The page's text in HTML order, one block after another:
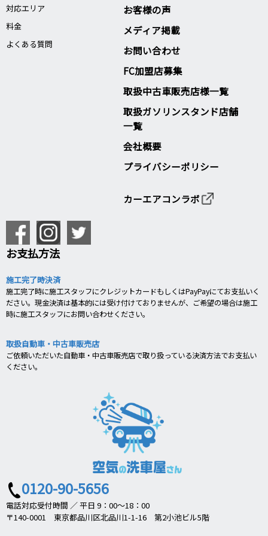
対応エリア
料金
よくある質問
お客様の声
メディア掲載
お問い合わせ
FC加盟店募集
取扱中古車販売店様一覧
取扱ガソリンスタンド店舗
一覧
会社概要
プライバシーポリシー
カーエアコンラボ
お支払方法
施工完了時決済
施工完了時に施工スタッフにクレジットカードもしくはPayPayにてお支払いく
ださい。現金決済は基本的には受け付けておりませんが、ご希望の場合は施工
時に施工スタッフにお問い合わせください。
取扱自動車・中古車販売店
ご依頼いただいた自動車・中古車販売店で取り扱っている決済方法でお支払い
ください。
0120-90-5656
電話対応受付時間 ／ 平日 9：00～18：00
〒140-0001 東京都品川区北品川1-1-16 第2小池ビル5階